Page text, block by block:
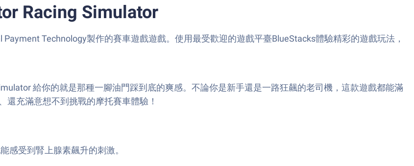
Racing Simulator
Technology製作的賽車遊戲遊戲。使用最受歡迎的遊戲平臺BlueStacks體驗精彩的遊戲玩法，
給你的就是那種一腳油門踩到底的爽感。不論你是新手還是一路狂飆的老司機，這款遊戲都能滿
還充滿意想不到挑戰的摩托賽車體驗！
感受到腎上腺素飆升的刺激。